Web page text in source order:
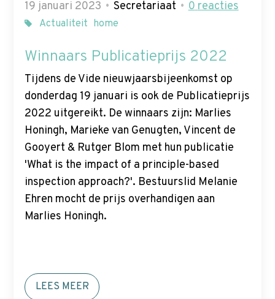
19 januari 2023 Secretariaat 0reacties
Actualiteit home
Winnaars Publicatieprijs 2022
Tijdens de Vide nieuwjaarsbijeenkomst op
donderdag 19 januari is ook de Publicatieprijs
2022 uitgereikt. De winnaars zijn: Marlies
Honingh, Marieke van Genugten, Vincent de
Gooyert & Rutger Blom met hun publicatie
'What is the impact of a principle-based
inspection approach?'. Bestuurslid Melanie
Ehren mocht de prijs overhandigen aan
Marlies Honingh.
LEES MEER